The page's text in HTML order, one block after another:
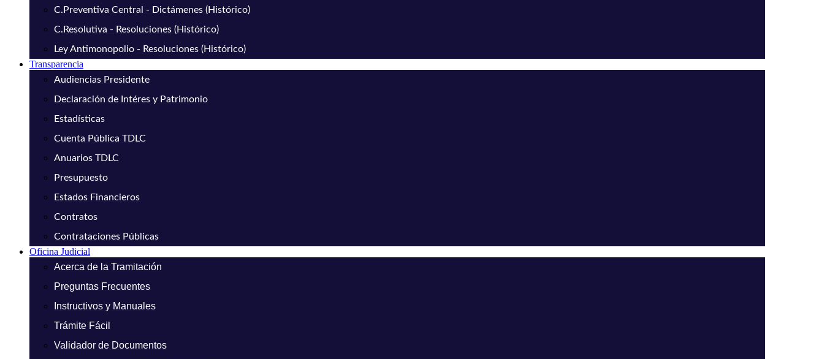
C.Preventiva Central - Dictámenes (Histórico)
C.Resolutiva - Resoluciones (Histórico)
Ley Antimonopolio - Resoluciones (Histórico)
Transparencia
Audiencias Presidente
Declaración de Intéres y Patrimonio
Estadísticas
Cuenta Pública TDLC
Anuarios TDLC
Presupuesto
Estados Financieros
Contratos
Contrataciones Públicas
Oficina Judicial
Acerca de la Tramitación
Preguntas Frecuentes
Instructivos y Manuales
Trámite Fácil
Validador de Documentos